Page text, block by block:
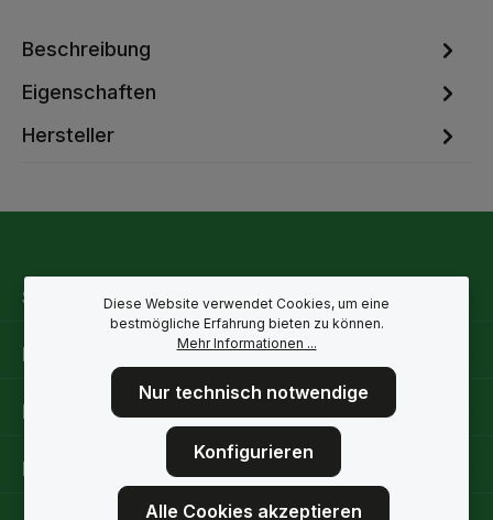
Beschreibung
Eigenschaften
Hersteller
Service-Hotline
Rechtliche Hinweise
Informationen
Folge uns
Diese Website verwendet Cookies, um eine
bestmögliche Erfahrung bieten zu können.
Mehr Informationen ...
Nur technisch notwendige
Konfigurieren
Alle Cookies akzeptieren